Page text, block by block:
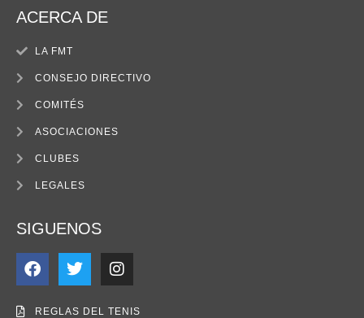
ACERCA DE
LA FMT
CONSEJO DIRECTIVO
COMITÉS
ASOCIACIONES
CLUBES
LEGALES
SIGUENOS
REGLAS DEL TENIS